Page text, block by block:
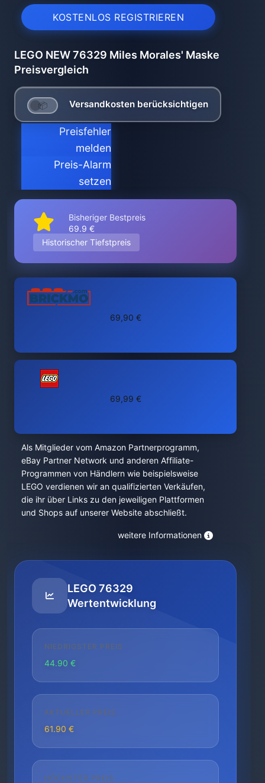
KOSTENLOS REGISTRIEREN
LEGO NEW 76329 Miles Morales' Maske
Preisvergleich
Versandkosten berücksichtigen
Preisfehler
melden
Preis-Alarm
setzen
Bisheriger Bestpreis
69.9 €
Historischer Tiefstpreis
69,90 €
69,99 €
Als Mitglieder vom Amazon Partnerprogramm,
eBay Partner Network und anderen Affiliate-
Programmen von Händlern wie beispielsweise
LEGO verdienen wir an qualifizierten Verkäufen,
die ihr über Links zu den jeweiligen Plattformen
und Shops auf unserer Website abschließt.
weitere Informationen
LEGO 76329
Wertentwicklung
NIEDRIGSTER PREIS
44.90 €
AKTUELLER PREIS
61.90 €
HÖCHSTER PREIS